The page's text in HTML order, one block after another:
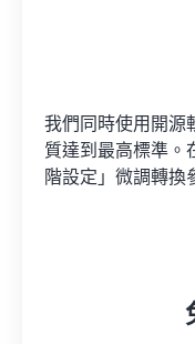
我們同時使用開源
質達到最高標準。
階設定」微調轉換